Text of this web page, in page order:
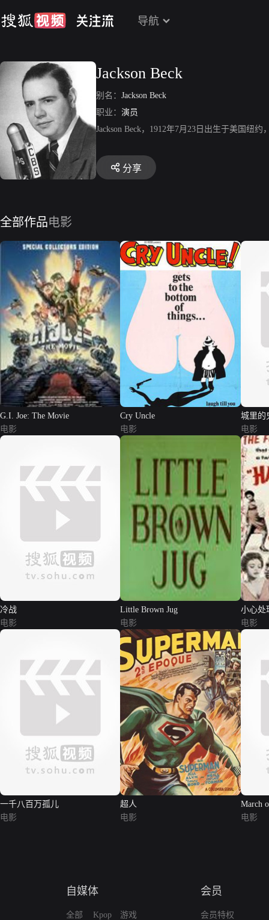
导航
Jackson Beck
别名： Jackson Beck
职业： 演员
Jackson Beck，1912年7月23日出生于美国纽
分享
全部作品电影
G.I. Joe: The Movie
电影
Cry Uncle
电影
城里的
电影
冷战
电影
Little Brown Jug
电影
小心处
电影
一千八百万孤儿
电影
超人
电影
March
电影
自媒体
全部
Kpop
游戏
会员
会员特权